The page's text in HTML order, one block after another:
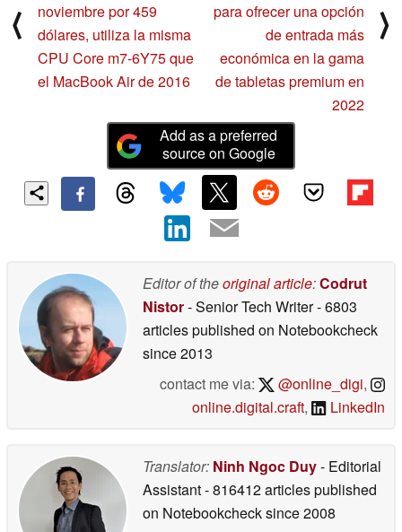
⟨
noviembre por 459
dólares, utiliza la misma
CPU Core m7-6Y75 que
el MacBook Air de 2016
para ofrecer una opción
de entrada más
económica en la gama
de tabletas premium en
2022
⟩
Add as a preferred
source on Google
Editor of theoriginal article:Codrut
Nistor- Senior Tech Writer- 6803
articles published on Notebookcheck
since 2013
contact me via:
@online_digi,
online.digital.craft, LinkedIn
Translator: Ninh Ngoc Duy- Editorial
Assistant- 816412 articles published
on Notebookchecksince 2008